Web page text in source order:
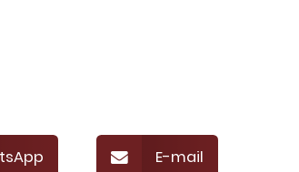
E-mail